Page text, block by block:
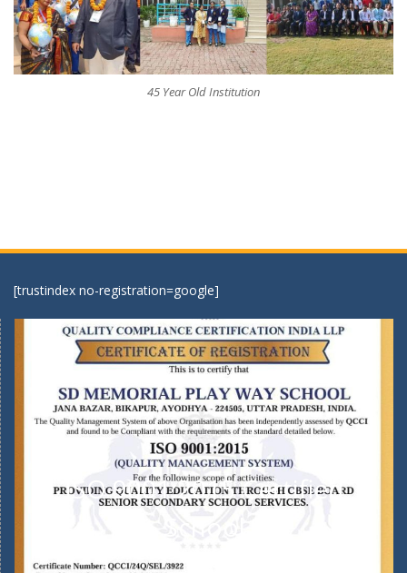
45 Year Old Institution
[trustindex no-registration=google]
ISO 9001:2015 Certified